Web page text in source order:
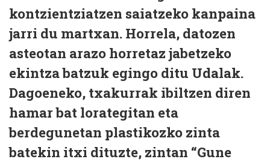
kontzientziatzen saiatzeko kanpaina
jarri du martxan. Horrela, datozen
asteotan arazo horretaz jabetzeko
ekintza batzuk egingo ditu Udalak.
Dagoeneko, txakurrak ibiltzen diren
hamar bat lorategitan eta
berdegunetan plastikozko zinta
batekin itxi dituzte, zintan “Gune